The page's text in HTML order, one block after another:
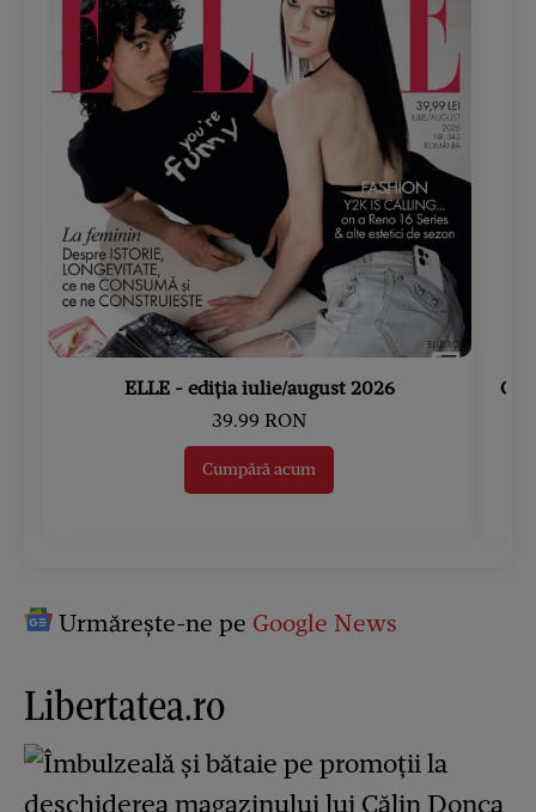
ELLE - ediția iulie/august 2026
39.99 RON
Cumpără acum
Urmărește-ne pe Google News
Libertatea.ro